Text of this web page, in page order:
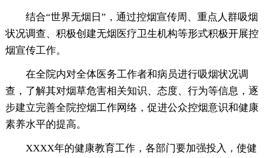
结合“世界无烟日”，通过控烟宣传周、重点人群吸烟
状况调查、积极创建无烟医疗卫生机构等形式积极开展控
烟宣传工作。
在全院内对全体医务工作者和病员进行吸烟状况调
查，了解其对烟草危害相关知识、态度、行为等信息，逐
步建立完善全院控烟工作网络，促进公众控烟意识和健康
素养水平的提高。
XXXX年的健康教育工作，各部门要加强投入，使健